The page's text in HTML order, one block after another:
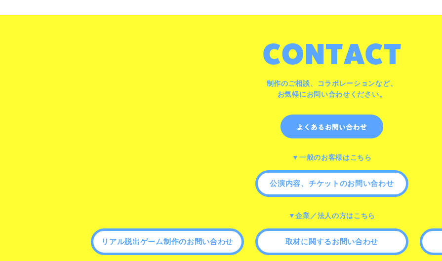
制作のご相談、コラボレーションなど、
お気軽にお問い合わせください。
▼一般のお客様はこちら
公演内容、チケットのお問い合わせ
▼企業／法人の方はこちら
リアル脱出ゲーム制作のお問い合わせ 取材に関するお問い合わせ